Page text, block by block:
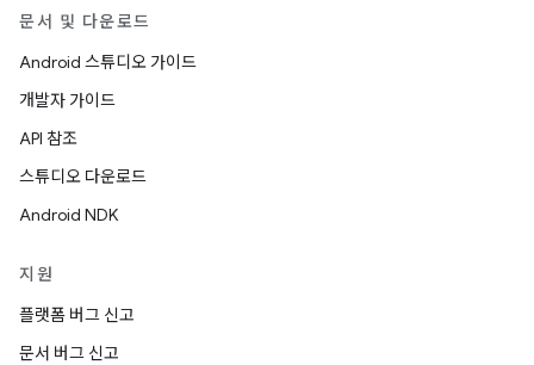
문서 및 다운로드
Android 스튜디오 가이드
개발자 가이드
API 참조
스튜디오 다운로드
Android NDK
지원
플랫폼 버그 신고
문서 버그 신고